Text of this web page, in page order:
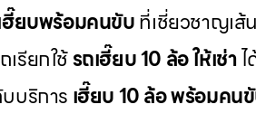
ฮี๊ยบพร้อมคนขับที่เชี่ยวชาญเส้
รียกใช้รถเฮี๊ยบ 10 ล้อ ให้เช่า
บริการเฮี๊ยบ 10 ล้อ พร้อมคน